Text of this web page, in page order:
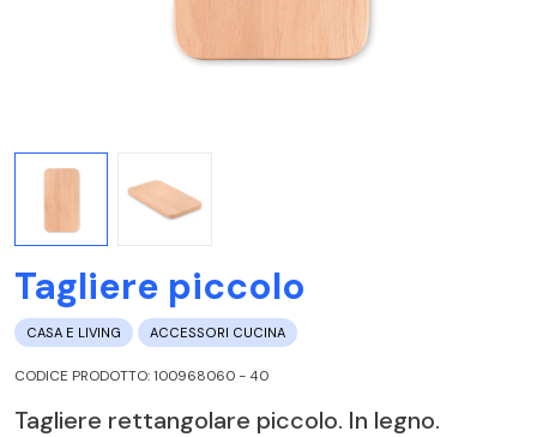
Tagliere piccolo
CASA E LIVING ACCESSORI CUCINA
CODICE PRODOTTO: 100968060 - 40
Tagliere rettangolare piccolo. In legno.